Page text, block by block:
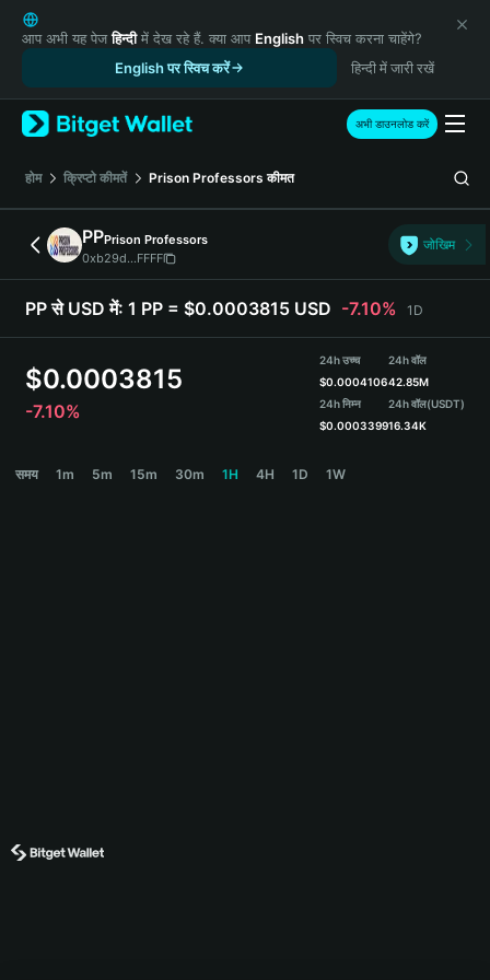
English
日本語
Русский
Español (Latinoamérica)
Türkçe
Italiano
Deutsch
简体中文
繁體中文
Português (Portugal)
हिन्दी
Español (Argentina)
आप अभी यह पेजहिन्दीमें देख रहे हैं. क्या आप English पर स्विच करना चाहेंगे?
English पर स्विच करें
हिन्दी में जारी रखें
अभी डाउनलोड करें
होम क्रिप्टो कीमतें Prison Professors कीमत
PPPrison Professors
0xb29d...FFFF
जोखिम
PP से USD में: 1 PP = $0.0003815 USD -7.10% 1D
$0.0003815
-7.10%
24h उच्च
$0.0004106
24h निम्न
$0.0003399
24h वॉल
42.85M
24h वॉल(USDT)
16.34K
समय 1m 5m 15m 30m 1H 4H 1D 1W